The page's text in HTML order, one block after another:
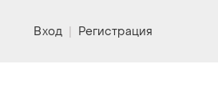
Вход | Регистрация